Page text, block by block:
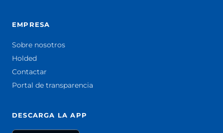
EMPRESA
Sobre nosotros
Holded
Contactar
Portal de transparencia
DESCARGA LA APP